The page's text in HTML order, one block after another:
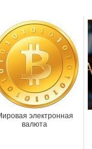
электронная
валюта